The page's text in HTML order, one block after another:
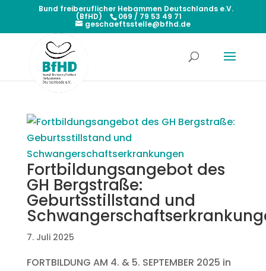
Bund freiberuflicher Hebammen Deutschlands e.V.
(BfHD) 069 / 79 53 49 71
geschaeftsstelle@bfhd.de
Fortbildungsangebot des
GH Bergstraße:
Geburtsstillstand und
7. Juli 2025
FORTBILDUNG AM 4. & 5. SEPTEMBER 2025 in